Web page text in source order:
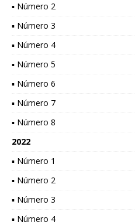
▪ Número 2
▪ Número 3
▪ Número 4
▪ Número 5
▪ Número 6
▪ Número 7
▪ Número 8
2022
▪ Número 1
▪ Número 2
▪ Número 3
▪ Número 4